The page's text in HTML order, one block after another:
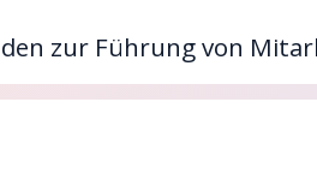
zur Führung von